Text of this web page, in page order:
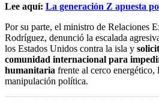
Lee aquí: La generación Z apuesta
Por su parte, el ministro de Relaciones
Rodríguez, denunció la escalada
los Estados Unidos contra la isla y
comunidad internacional para
humanitaria frente al cerco energético,
manipulación política.